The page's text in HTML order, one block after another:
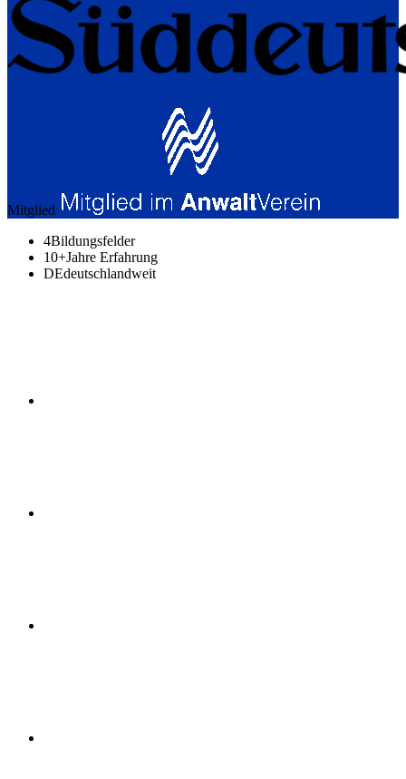
Mitglied
4Bildungsfelder
10+Jahre Erfahrung
DEdeutschlandweit